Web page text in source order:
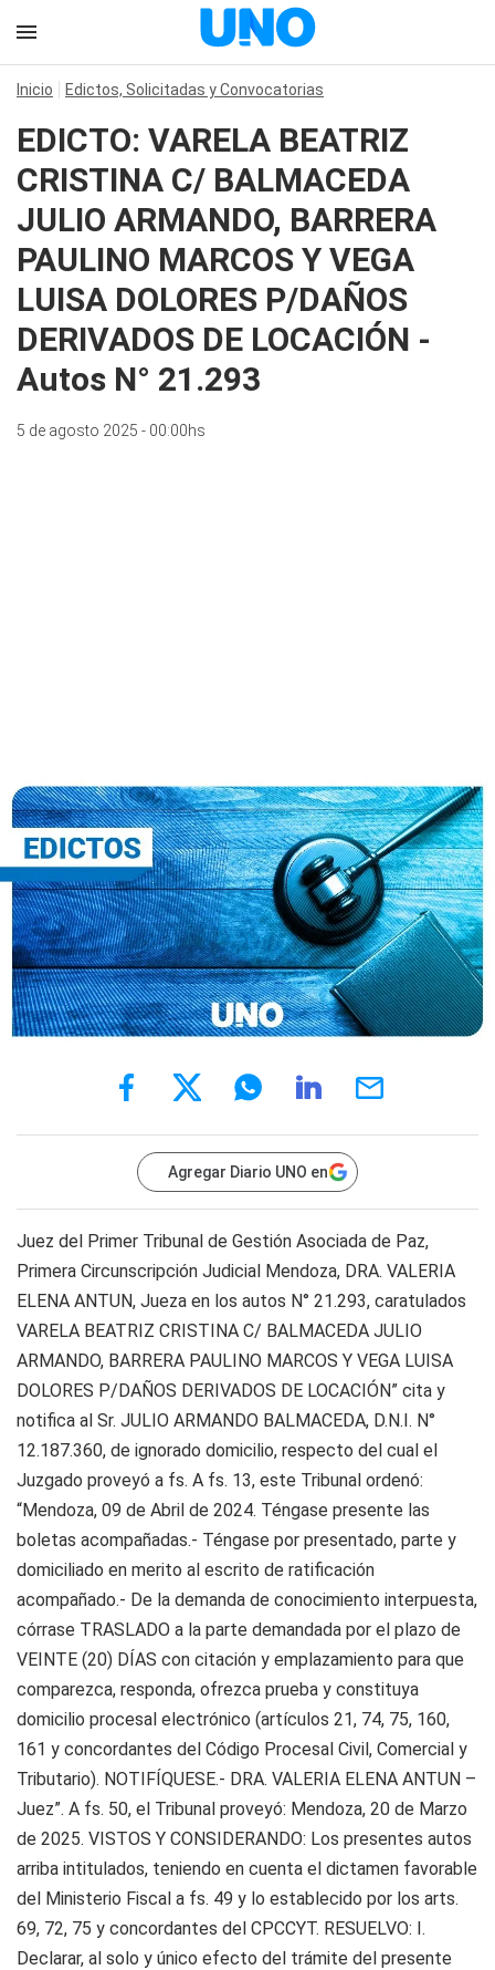
Inicio Edictos, Solicitadas y Convocatorias
EDICTO: VARELA BEATRIZ
CRISTINA C/ BALMACEDA
JULIO ARMANDO, BARRERA
PAULINO MARCOS Y VEGA
LUISA DOLORES P/DAÑOS
DERIVADOS DE LOCACIÓN -
Autos N° 21.293
5 de agosto 2025 - 00:00hs
Agregar Diario UNO en
Juez del Primer Tribunal de Gestión Asociada de Paz,
Primera Circunscripción Judicial Mendoza, DRA. VALERIA
ELENA ANTUN, Jueza en los autos N° 21.293, caratulados
VARELA BEATRIZ CRISTINA C/ BALMACEDA JULIO
ARMANDO, BARRERA PAULINO MARCOS Y VEGA LUISA
DOLORES P/DAÑOS DERIVADOS DE LOCACIÓN” cita y
notifica al Sr. JULIO ARMANDO BALMACEDA, D.N.I. N°
12.187.360, de ignorado domicilio, respecto del cual el
Juzgado proveyó a fs. A fs. 13, este Tribunal ordenó:
“Mendoza, 09 de Abril de 2024. Téngase presente las
boletas acompañadas.- Téngase por presentado, parte y
domiciliado en merito al escrito de ratificación
acompañado.- De la demanda de conocimiento interpuesta,
córrase TRASLADO a la parte demandada por el plazo de
VEINTE (20) DÍAS con citación y emplazamiento para que
comparezca, responda, ofrezca prueba y constituya
domicilio procesal electrónico (artículos 21, 74, 75, 160,
161 y concordantes del Código Procesal Civil, Comercial y
Tributario). NOTIFÍQUESE.- DRA. VALERIA ELENA ANTUN –
Juez”. A fs. 50, el Tribunal proveyó: Mendoza, 20 de Marzo
de 2025. VISTOS Y CONSIDERANDO: Los presentes autos
arriba intitulados, teniendo en cuenta el dictamen favorable
del Ministerio Fiscal a fs. 49 y lo establecido por los arts.
69, 72, 75 y concordantes del CPCCYT. RESUELVO: I.
Declarar, al solo y único efecto del trámite del presente